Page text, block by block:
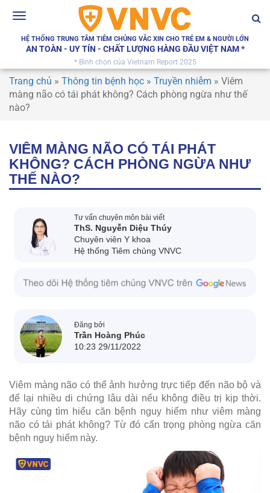
Toggle
HỆ THỐNG TRUNG TÂM TIÊM CHỦNG VẮC XIN CHO TRẺ EM & NGƯỜI LỚN
AN TOÀN - UY TÍN - CHẤT LƯỢNG HÀNG ĐẦU VIỆT NAM *
* Bình chọn của Vietnam Report 2025
Trang chủ » Thông tin bệnh học » Truyền nhiễm » Viêm
màng não có tái phát không? Cách phòng ngừa như thế
nào?
VIÊM MÀNG NÃO CÓ TÁI PHÁT
KHÔNG? CÁCH PHÒNG NGỪA NHƯ
THẾ NÀO?
Tư vấn chuyên môn bài viết
ThS. Nguyễn Diệu Thúy
Chuyên viên Y khoa
Hệ thống Tiêm chủng VNVC
Đăng bởi
Trần Hoàng Phúc
10:23 29/11/2022
Viêm màng não có thể ảnh hưởng trực tiếp đến não bộ và
để lại nhiều di chứng lâu dài nếu không điều trị kịp thời.
Hãy cùng tìm hiểu căn bệnh nguy hiểm như viêm màng
não có tái phát không? Từ đó cẩn trọng phòng ngừa căn
bệnh nguy hiểm này.